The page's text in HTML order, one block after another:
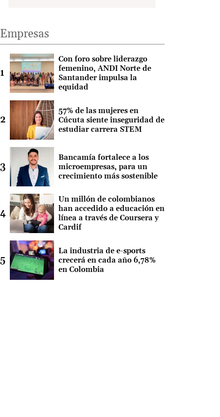
Empresas
Con foro sobre liderazgo
femenino, ANDI Norte de
Santander impulsa la
equidad
57% de las mujeres en
Cúcuta siente inseguridad de
estudiar carrera STEM
Bancamía fortalece a los
microempresas, para un
crecimiento más sostenible
Un millón de colombianos
han accedido a educación en
línea a través de Coursera y
Cardif
La industria de e-sports
crecerá en cada año 6,78%
en Colombia